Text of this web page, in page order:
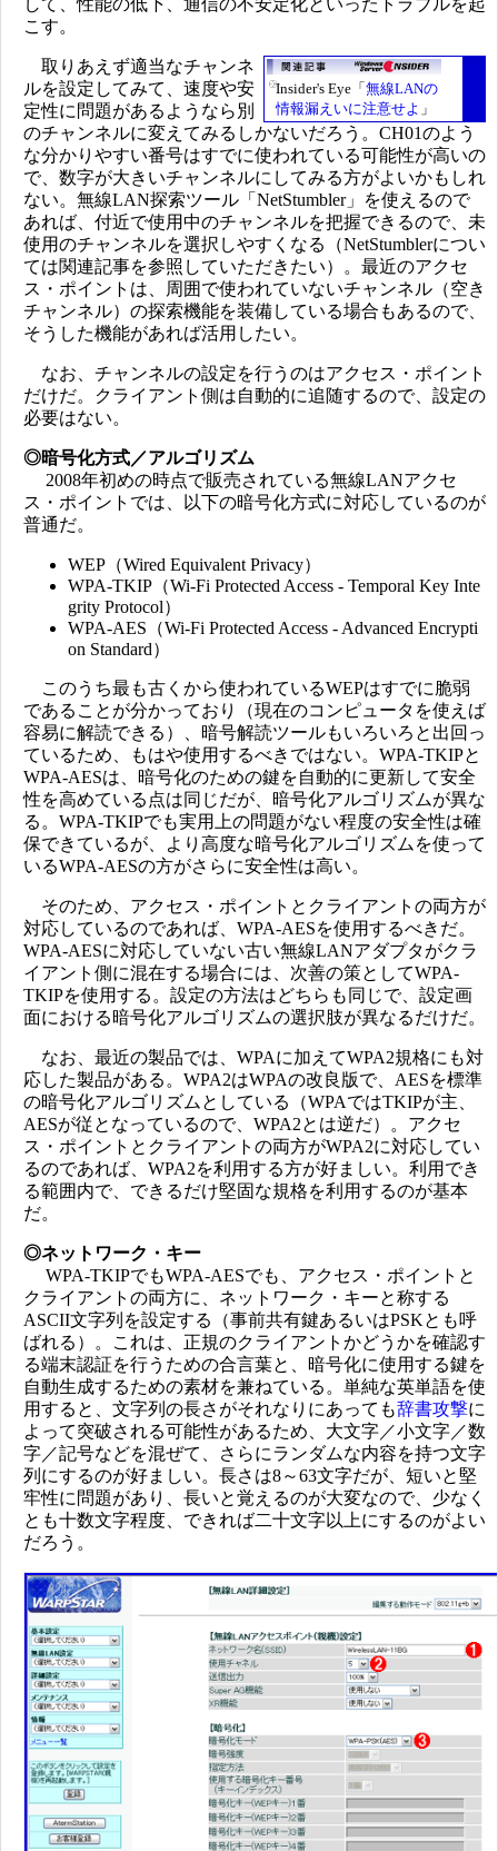
して、性能の低下、通信の不安定化といったトラブルを起
こす。
Insider's Eye「 無線LANの
情報漏えいに注意せよ 」
取りあえず適当なチャンネ
ルを設定してみて、速度や安
定性に問題があるようなら別
のチャンネルに変えてみるしかないだろう。CH01のよう
な分かりやすい番号はすでに使われている可能性が高いの
で、数字が大きいチャンネルにしてみる方がよいかもしれ
ない。無線LAN探索ツール「NetStumbler」を使えるので
あれば、付近で使用中のチャンネルを把握できるので、未
使用のチャンネルを選択しやすくなる（NetStumblerについ
ては関連記事を参照していただきたい）。最近のアクセ
ス・ポイントは、周囲で使われていないチャンネル（空き
チャンネル）の探索機能を装備している場合もあるので、
そうした機能があれば活用したい。
なお、チャンネルの設定を行うのはアクセス・ポイント
だけだ。クライアント側は自動的に追随するので、設定の
必要はない。
◎暗号化方式／アルゴリズム
2008年初めの時点で販売されている無線LANアクセ
ス・ポイントでは、以下の暗号化方式に対応しているのが
普通だ。
WEP（Wired Equivalent Privacy）
WPA-TKIP（Wi-Fi Protected Access - Temporal Key Inte
grity Protocol）
WPA-AES（Wi-Fi Protected Access - Advanced Encrypti
on Standard）
このうち最も古くから使われているWEPはすでに脆弱
であることが分かっており（現在のコンピュータを使えば
容易に解読できる）、暗号解読ツールもいろいろと出回っ
ているため、もはや使用するべきではない。WPA-TKIPと
WPA-AESは、暗号化のための鍵を自動的に更新して安全
性を高めている点は同じだが、暗号化アルゴリズムが異な
る。WPA-TKIPでも実用上の問題がない程度の安全性は確
保できているが、より高度な暗号化アルゴリズムを使って
いるWPA-AESの方がさらに安全性は高い。
そのため、アクセス・ポイントとクライアントの両方が
対応しているのであれば、WPA-AESを使用するべきだ。
WPA-AESに対応していない古い無線LANアダプタがクラ
イアント側に混在する場合には、次善の策としてWPA-
TKIPを使用する。設定の方法はどちらも同じで、設定画
面における暗号化アルゴリズムの選択肢が異なるだけだ。
なお、最近の製品では、WPAに加えてWPA2規格にも対
応した製品がある。WPA2はWPAの改良版で、AESを標準
の暗号化アルゴリズムとしている（WPAではTKIPが主、
AESが従となっているので、WPA2とは逆だ）。アクセ
ス・ポイントとクライアントの両方がWPA2に対応してい
るのであれば、WPA2を利用する方が好ましい。利用でき
る範囲内で、できるだけ堅固な規格を利用するのが基本
だ。
◎ネットワーク・キー
WPA-TKIPでもWPA-AESでも、アクセス・ポイントと
クライアントの両方に、ネットワーク・キーと称する
ASCII文字列を設定する（事前共有鍵あるいはPSKとも呼
ばれる）。これは、正規のクライアントかどうかを確認す
る端末認証を行うための合言葉と、暗号化に使用する鍵を
自動生成するための素材を兼ねている。単純な英単語を使
用すると、文字列の長さがそれなりにあっても辞書攻撃に
よって突破される可能性があるため、大文字／小文字／数
字／記号などを混ぜて、さらにランダムな内容を持つ文字
列にするのが好ましい。長さは8～63文字だが、短いと堅
牢性に問題があり、長いと覚えるのが大変なので、少なく
とも十数文字程度、できれば二十文字以上にするのがよい
だろう。